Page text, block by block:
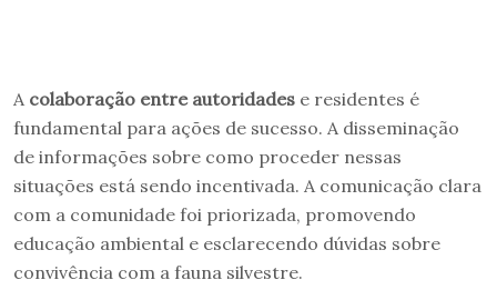
A colaboração entre autoridades e residentes é
fundamental para ações de sucesso. A disseminação
de informações sobre como proceder nessas
situações está sendo incentivada. A comunicação clara
com a comunidade foi priorizada, promovendo
educação ambiental e esclarecendo dúvidas sobre
convivência com a fauna silvestre.